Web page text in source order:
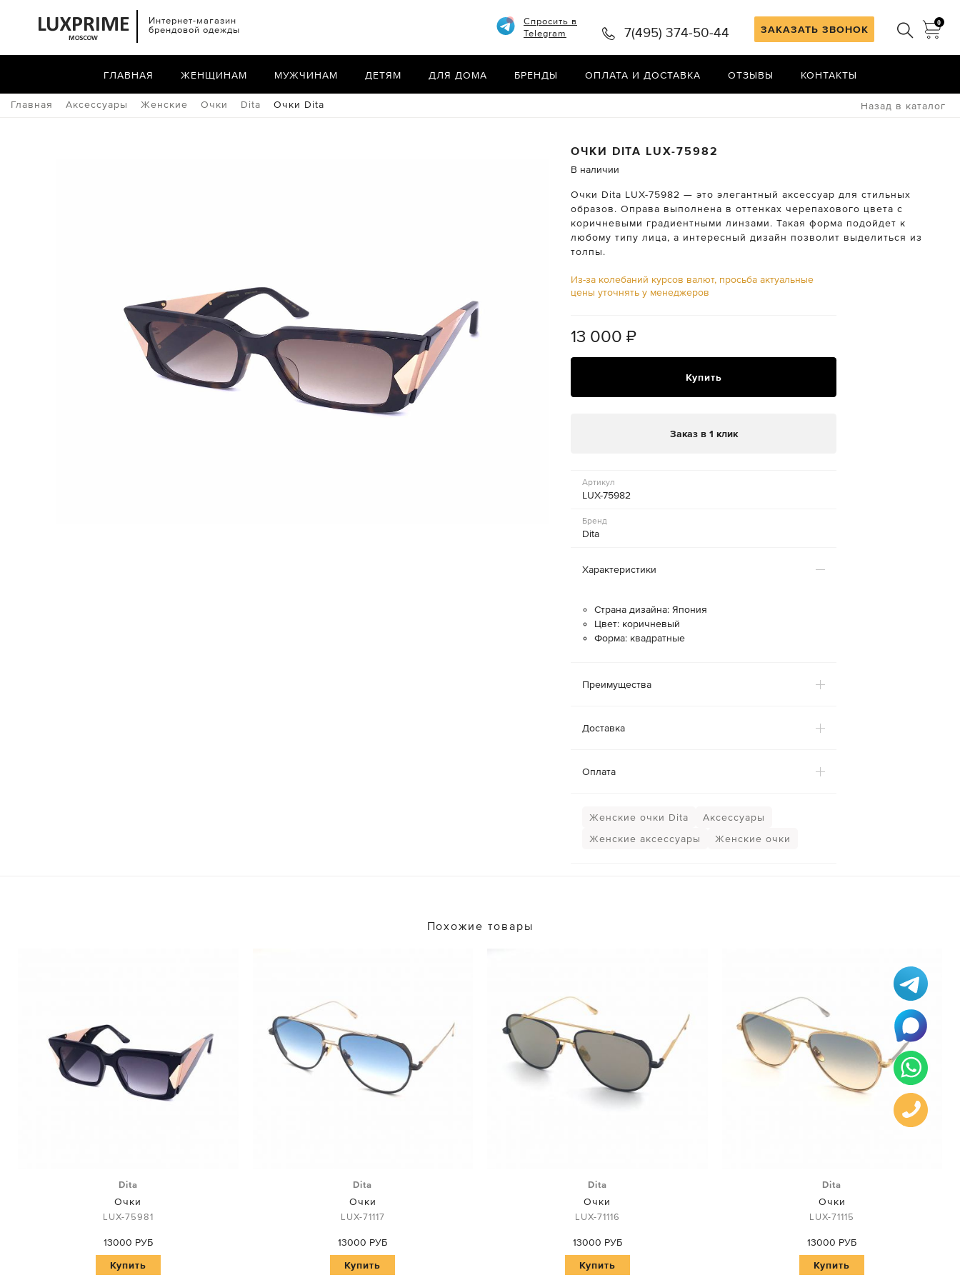
Интернет-магазин
брендовой одежды
ЗАКАЗАТЬ ЗВОНОК
0
Спросить в
Telegram
7(495) 374-50-44
ГЛАВНАЯ ЖЕНЩИНАМ МУЖЧИНАМ ДЕТЯМ ДЛЯ ДОМА БРЕНДЫ ОПЛАТА И ДОСТАВКА ОТЗЫВЫ КОНТАКТЫ
Главная Аксессуары Женские Очки Dita Очки Dita Назад в каталог
ОЧКИ DITA LUX-75982
В наличии
Очки Dita LUX-75982 — это элегантный аксессуар для стильных
образов. Оправа выполнена в оттенках черепахового цвета с
коричневыми градиентными линзами. Такая форма подойдет к
любому типу лица, а интересный дизайн позволит выделиться из
толпы.
Из-за колебаний курсов валют, просьба актуальные
цены уточнять у менеджеров
13 000 ₽
Купить
Заказ в 1 клик
Артикул
LUX-75982
Бренд
Dita
Характеристики
Страна дизайна: Япония
Цвет: коричневый
Форма: квадратные
Преимущества
Доставка
Оплата
Женские очки Dita
Аксессуары
Женские аксессуары
Женские очки
Похожие товары
Dita
Очки
LUX-75981
13000 РУБ
Купить
Dita
Очки
LUX-71117
13000 РУБ
Купить
Dita
Очки
LUX-71116
13000 РУБ
Купить
Dita
Очки
LUX-71115
13000 РУБ
Купить